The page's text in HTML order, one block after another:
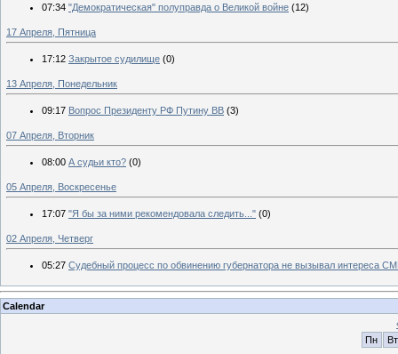
07:34 "Демократическая" полуправда о Великой войне (12)
17 Апреля, Пятница
17:12 Закрытое судилище (0)
13 Апреля, Понедельник
09:17 Вопрос Президенту РФ Путину ВВ (3)
07 Апреля, Вторник
08:00 А судьи кто? (0)
05 Апреля, Воскресенье
17:07 "Я бы за ними рекомендовала следить..." (0)
02 Апреля, Четверг
05:27 Судебный процесс по обвинению губернатора не вызывал интереса
Calendar
Пн
Вт